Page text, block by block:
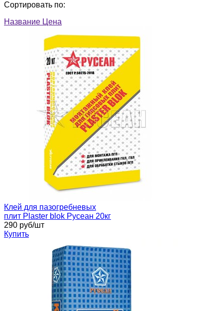
Сортировать по:
Название Цена
Клей для пазогребневых
плит Plaster blok Русеан 20кг
290 руб/шт
Купить